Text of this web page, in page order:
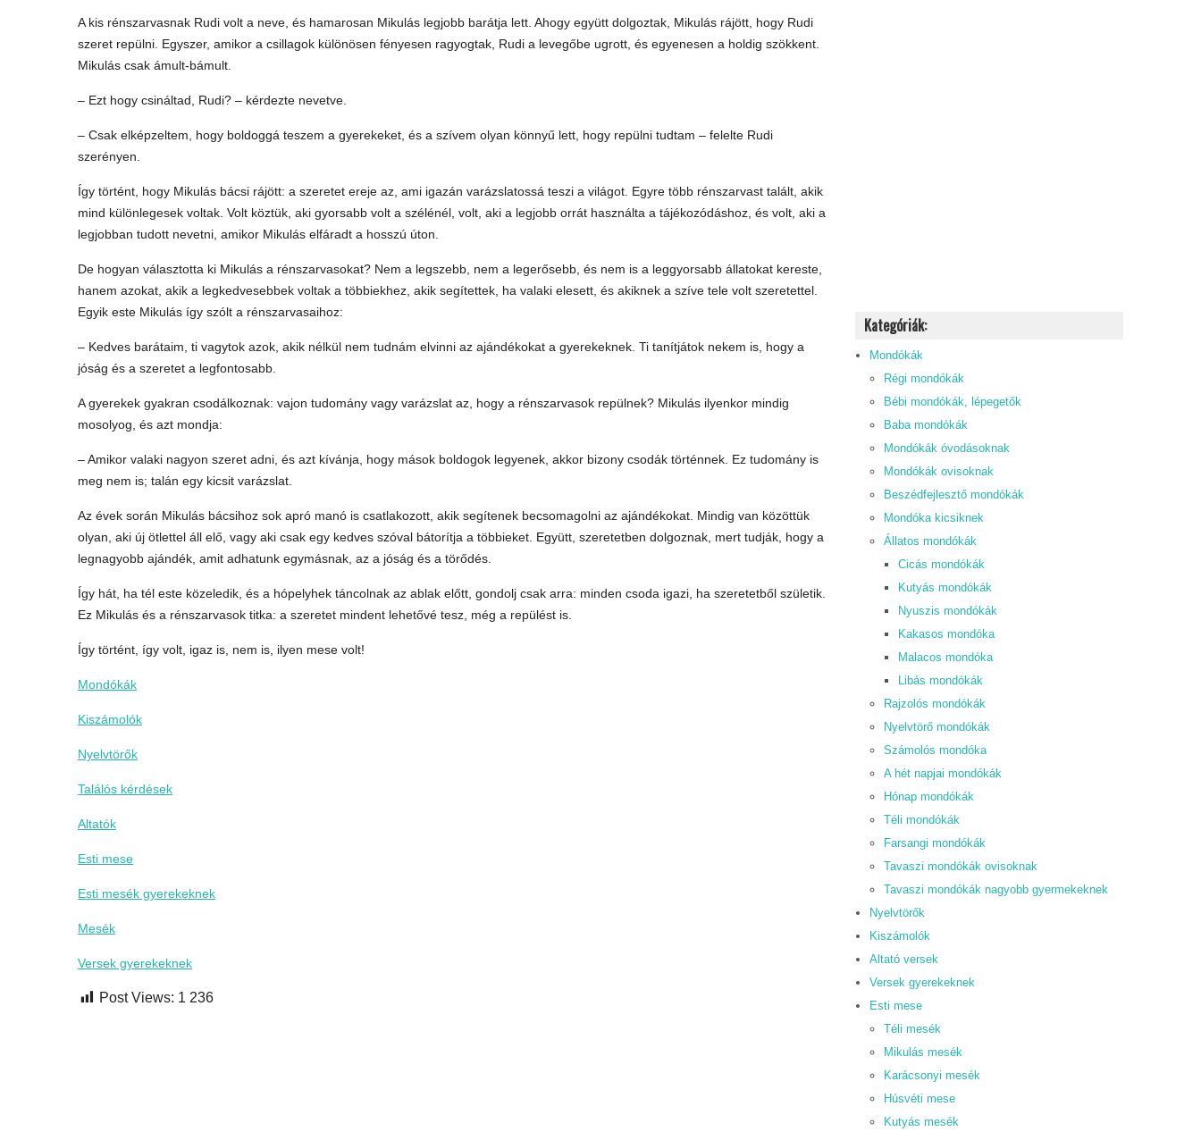
A kis rénszarvasnak Rudi volt a neve, és hamarosan Mikulás legjobb barátja lett. Ahogy együtt dolgoztak, Mikulás rájött, hogy Rudi
szeret repülni. Egyszer, amikor a csillagok különösen fényesen ragyogtak, Rudi a levegőbe ugrott, és egyenesen a holdig szökkent.
Mikulás csak ámult-bámult.
– Ezt hogy csináltad, Rudi? – kérdezte nevetve.
– Csak elképzeltem, hogy boldoggá teszem a gyerekeket, és a szívem olyan könnyű lett, hogy repülni tudtam – felelte Rudi
szerényen.
Így történt, hogy Mikulás bácsi rájött: a szeretet ereje az, ami igazán varázslatossá teszi a világot. Egyre több rénszarvast talált, akik
mind különlegesek voltak. Volt köztük, aki gyorsabb volt a szélénél, volt, aki a legjobb orrát használta a tájékozódáshoz, és volt, aki a
legjobban tudott nevetni, amikor Mikulás elfáradt a hosszú úton.
De hogyan választotta ki Mikulás a rénszarvasokat? Nem a legszebb, nem a legerősebb, és nem is a leggyorsabb állatokat kereste,
hanem azokat, akik a legkedvesebbek voltak a többiekhez, akik segítettek, ha valaki elesett, és akiknek a szíve tele volt szeretettel.
Egyik este Mikulás így szólt a rénszarvasaihoz:
– Kedves barátaim, ti vagytok azok, akik nélkül nem tudnám elvinni az ajándékokat a gyerekeknek. Ti tanítjátok nekem is, hogy a
jóság és a szeretet a legfontosabb.
A gyerekek gyakran csodálkoznak: vajon tudomány vagy varázslat az, hogy a rénszarvasok repülnek? Mikulás ilyenkor mindig
mosolyog, és azt mondja:
– Amikor valaki nagyon szeret adni, és azt kívánja, hogy mások boldogok legyenek, akkor bizony csodák történnek. Ez tudomány is
meg nem is; talán egy kicsit varázslat.
Az évek során Mikulás bácsihoz sok apró manó is csatlakozott, akik segítenek becsomagolni az ajándékokat. Mindig van közöttük
olyan, aki új ötlettel áll elő, vagy aki csak egy kedves szóval bátorítja a többieket. Együtt, szeretetben dolgoznak, mert tudják, hogy a
legnagyobb ajándék, amit adhatunk egymásnak, az a jóság és a törődés.
Így hát, ha tél este közeledik, és a hópelyhek táncolnak az ablak előtt, gondolj csak arra: minden csoda igazi, ha szeretetből születik.
Ez Mikulás és a rénszarvasok titka: a szeretet mindent lehetővé tesz, még a repülést is.
Így történt, így volt, igaz is, nem is, ilyen mese volt!
Mondókák
Kiszámolók
Nyelvtörők
Találós kérdések
Altatók
Esti mese
Esti mesék gyerekeknek
Mesék
Versek gyerekeknek
Post Views: 1 236
Kategóriák:
Mondókák
Régi mondókák
Bébi mondókák, lépegetők
Baba mondókák
Mondókák óvodásoknak
Mondókák ovisoknak
Beszédfejlesztő mondókák
Mondóka kicsiknek
Állatos mondókák
Cicás mondókák
Kutyás mondókák
Nyuszis mondókák
Kakasos mondóka
Malacos mondóka
Libás mondókák
Rajzolós mondókák
Nyelvtörő mondókák
Számolós mondóka
A hét napjai mondókák
Hónap mondókák
Téli mondókák
Farsangi mondókák
Tavaszi mondókák ovisoknak
Tavaszi mondókák nagyobb gyermekeknek
Nyelvtörők
Kiszámolók
Altató versek
Versek gyerekeknek
Esti mese
Téli mesék
Mikulás mesék
Karácsonyi mesék
Húsvéti mese
Kutyás mesék